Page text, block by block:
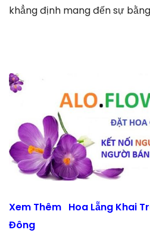
khẳng định mang đến sự
Xem Thêm Hoa Lẵng Khai
Đông